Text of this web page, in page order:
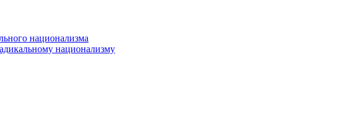
национализма
национализму